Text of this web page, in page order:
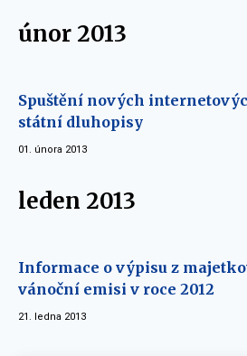
únor 2013
Spuštění nových
státní dluhopisy
01. února 2013
leden 2013
Informace o výpisu z
vánoční emisi v roce 2012
21. ledna 2013